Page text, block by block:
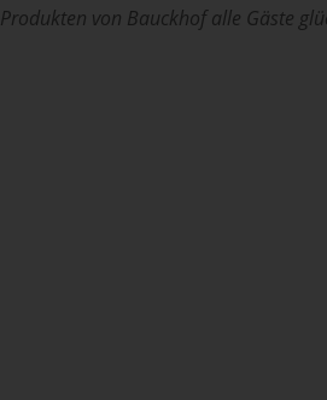
Produkten von Bauckhof alle Gäste